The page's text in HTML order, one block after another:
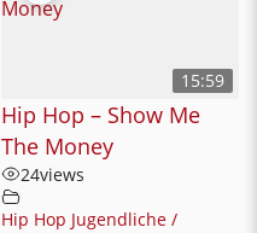
15:59
Hip Hop – Show Me
The Money
24views
Hip Hop Jugendliche /